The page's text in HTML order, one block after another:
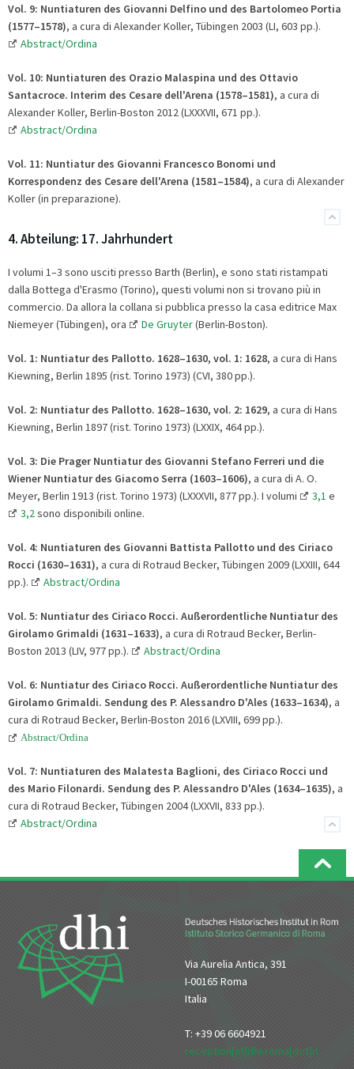
Vol. 9: Nuntiaturen des Giovanni Delfino und des Bartolomeo Portia
(1577–1578), a cura di Alexander Koller, Tübingen 2003 (LI, 603 pp.).
Abstract/Ordina
Vol. 10: Nuntiaturen des Orazio Malaspina und des Ottavio
Santacroce. Interim des Cesare dell'Arena (1578–1581), a cura di
Alexander Koller, Berlin-Boston 2012 (LXXXVII, 671 pp.).
Abstract/Ordina
Vol. 11: Nuntiatur des Giovanni Francesco Bonomi und
Korrespondenz des Cesare dell'Arena (1581–1584), a cura di Alexander
Koller (in preparazione).
4. Abteilung: 17. Jahrhundert
I volumi 1–3 sono usciti presso Barth (Berlin), e sono stati ristampati
dalla Bottega d'Erasmo (Torino), questi volumi non si trovano più in
commercio. Da allora la collana si pubblica presso la casa editrice Max
Niemeyer (Tübingen), ora
De Gruyter(Berlin-Boston).
Vol. 1: Nuntiatur des Pallotto. 1628–1630, vol. 1: 1628, a cura di Hans
Kiewning, Berlin 1895 (rist. Torino 1973) (CVI, 380 pp.).
Vol. 2: Nuntiatur des Pallotto. 1628–1630, vol. 2: 1629, a cura di Hans
Kiewning, Berlin 1897 (rist. Torino 1973) (LXXIX, 464 pp.).
Vol. 3: Die Prager Nuntiatur des Giovanni Stefano Ferreri und die
Wiener Nuntiatur des Giacomo Serra (1603–1606), a cura di A. O.
Meyer, Berlin 1913 (rist. Torino 1973) (LXXXVII, 877 pp.). I volumi
3,1 e
3,2 sono disponibili online.
Vol. 4: Nuntiaturen des Giovanni Battista Pallotto und des Ciriaco
Rocci (1630–1631), a cura di Rotraud Becker, Tübingen 2009 (LXXIII, 644
pp.).
Abstract/Ordina
Vol. 5: Nuntiatur des Ciriaco Rocci. Außerordentliche Nuntiatur des
Girolamo Grimaldi (1631–1633), a cura di Rotraud Becker, Berlin-
Boston 2013 (LIV, 977 pp.).
Abstract/Ordina
Vol. 6: Nuntiatur des Ciriaco Rocci. Außerordentliche Nuntiatur des
Girolamo Grimaldi. Sendung des P. Alessandro D'Ales (1633–1634), a
cura di Rotraud Becker, Berlin-Boston 2016 (LXVIII, 699 pp.).
Abstract/Ordina
Vol. 7: Nuntiaturen des Malatesta Baglioni, des Ciriaco Rocci und
des Mario Filonardi. Sendung des P. Alessandro D'Ales (1634–1635), a
cura di Rotraud Becker, Tübingen 2004 (LXXVII, 833 pp.).
Abstract/Ordina
Via Aurelia Antica, 391
I-00165 Roma
Italia
T: +39 06 6604921
reception[at]dhi-roma[dot]it